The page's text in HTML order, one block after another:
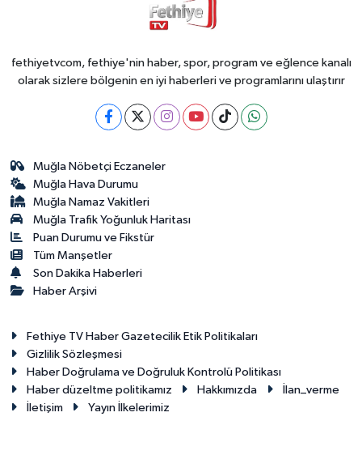
fethiyetvcom, fethiye'nin haber, spor, program ve eğlence kanalı
olarak sizlere bölgenin en iyi haberleri ve programlarını ulaştırır
Muğla Nöbetçi Eczaneler
Muğla Hava Durumu
Muğla Namaz Vakitleri
Muğla Trafik Yoğunluk Haritası
Puan Durumu ve Fikstür
Tüm Manşetler
Son Dakika Haberleri
Haber Arşivi
Fethiye TV Haber Gazetecilik Etik Politikaları
Gizlilik Sözleşmesi
Haber Doğrulama ve Doğruluk Kontrolü Politikası
Haber düzeltme politikamız
Hakkımızda
İlan_verme
İletişim
Yayın İlkelerimiz